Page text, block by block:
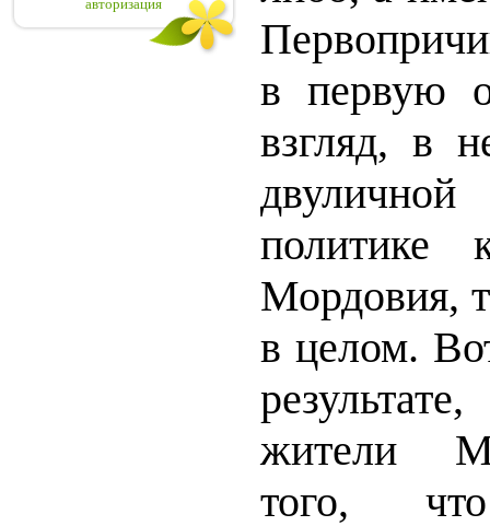
авторизация
в первую
взгляд, в
политике
Мордовия,
в целом.
жители
того,